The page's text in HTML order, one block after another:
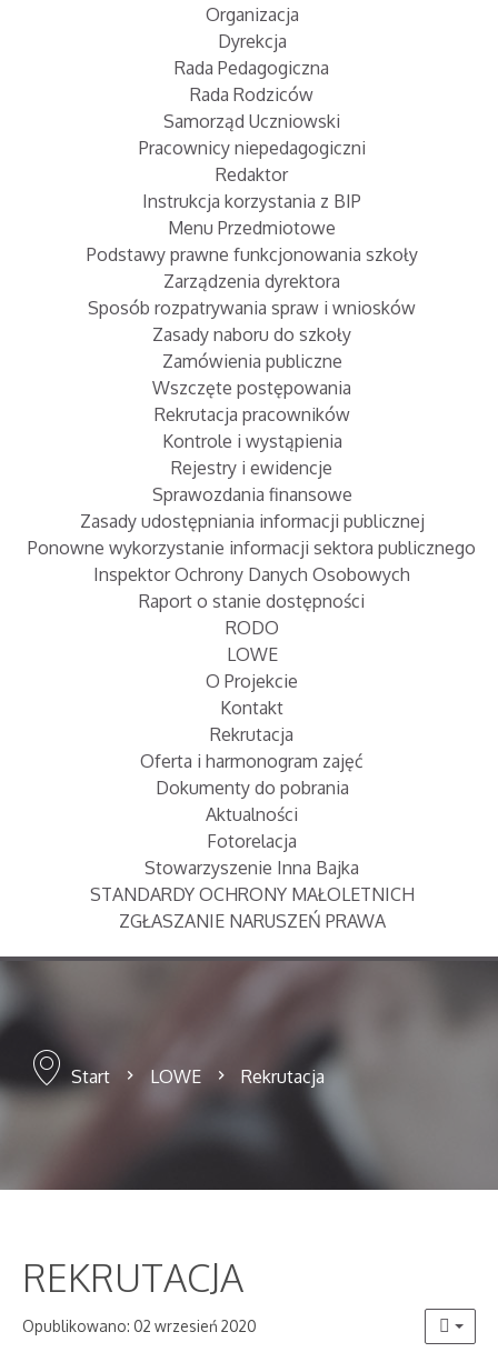
Organizacja
Dyrekcja
Rada Pedagogiczna
Rada Rodziców
Samorząd Uczniowski
Pracownicy niepedagogiczni
Redaktor
Instrukcja korzystania z BIP
Menu Przedmiotowe
Podstawy prawne funkcjonowania szkoły
Zarządzenia dyrektora
Sposób rozpatrywania spraw i wniosków
Zasady naboru do szkoły
Zamówienia publiczne
Wszczęte postępowania
Rekrutacja pracowników
Kontrole i wystąpienia
Rejestry i ewidencje
Sprawozdania finansowe
Zasady udostępniania informacji publicznej
Ponowne wykorzystanie informacji sektora publicznego
Inspektor Ochrony Danych Osobowych
Raport o stanie dostępności
RODO
LOWE
O Projekcie
Kontakt
Rekrutacja
Oferta i harmonogram zajęć
Dokumenty do pobrania
Aktualności
Fotorelacja
Stowarzyszenie Inna Bajka
STANDARDY OCHRONY MAŁOLETNICH
ZGŁASZANIE NARUSZEŃ PRAWA
Start LOWE Rekrutacja
REKRUTACJA
Opublikowano: 02 wrzesień 2020